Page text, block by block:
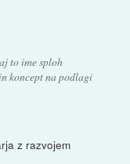
to ime sploh
koncept na podlagi
z razvojem